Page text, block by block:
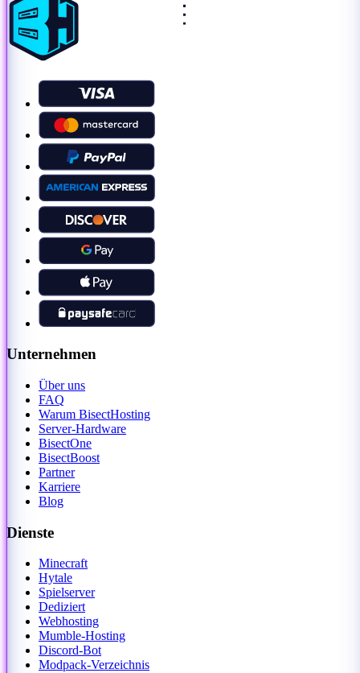
Unternehmen
Über uns
FAQ
Warum BisectHosting
Server-Hardware
BisectOne
BisectBoost
Partner
Karriere
Blog
Dienste
Minecraft
Hytale
Spielserver
Dediziert
Webhosting
Mumble-Hosting
Discord-Bot
Modpack-Verzeichnis